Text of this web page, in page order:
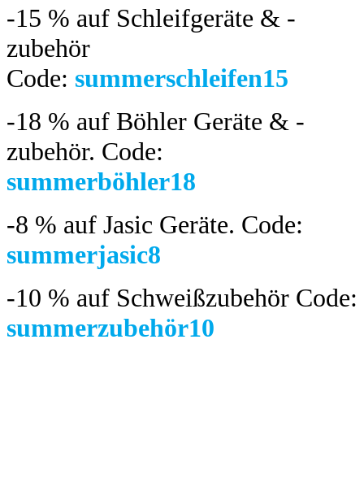
-15 % auf Schleifgeräte & -
zubehör
Code: summerschleifen15
-18 % auf Böhler Geräte & -
zubehör. Code:
summerböhler18
-8 % auf Jasic Geräte. Code:
summerjasic8
-10 % auf Schweißzubehör Code:
summerzubehör10